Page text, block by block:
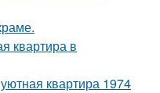
квартира в
квартира 1974